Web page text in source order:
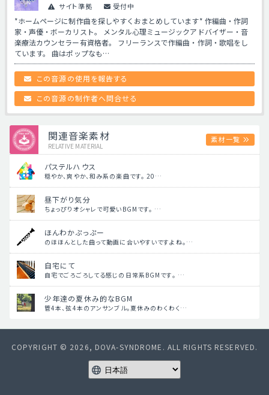
サイト準拠 受付中
*ホームページに制作曲を探しやすくおまとめしています* 作編曲・作詞
家・声優・ボーカリスト。 メンタル心理ミュージックアドバイザー・音
楽療法カウンセラー有資格者。 フリーランスで作編曲・作詞・歌唱をし
ています。 曲はポップなも…
この音源の使用を報告する
この音源の制作者へ問合せる
関連音楽素材
RELATIVE MATERIAL
素材一覧
パステルハウス
穏やか、爽やか、和み系の楽曲です。 20…
昼下がり気分
ちょっぴりオシャレで可愛いBGMです。 …
ほんわかぷっぷー
のほほんとした曲って動画に合いやすいですよね。…
自宅にて
自宅でごろごろしてる感じの日常系BGMです。 …
少年達の夏休み的なBGM
管4本、弦4本のアンサンブル。夏休みのわくわく…
COPYRIGHT © 2026, DOVA-SYNDROME. ALL RIGHTS RESERVED.